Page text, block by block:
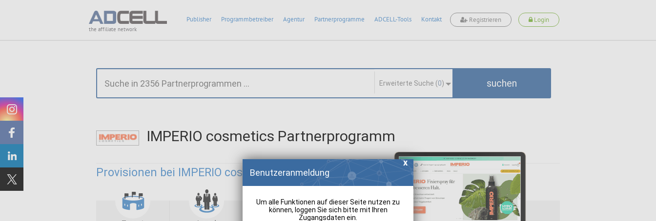
the affiliate network
Publisher Programmbetreiber Agentur Partnerprogramme ADCELL-Tools Kontakt Registrieren Login
Erweiterte Suche (0) suchen
IMPERIO cosmetics Partnerprogramm
Provisionen bei IMPERIO cosmetics:Benutzeranmeldung
Um alle Funktionen auf dieser Seite nutzen zu
können, loggen Sie sich bitte mit Ihren
Zugangsdaten ein.